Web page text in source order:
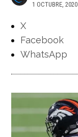
1 OCTUBRE, 2020
X
Facebook
WhatsApp